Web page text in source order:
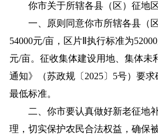
你市关于所辖各县（区）征地
一、原则同意你市所辖各县（
54000元/亩，区片Ⅱ执行标准为
元/亩。征收集体建设用地、集体
通知》（苏政规〔2025〕5号）要
最低标准。
二、你市要认真做好新老征地
理，切实保护农民合法权益，确保